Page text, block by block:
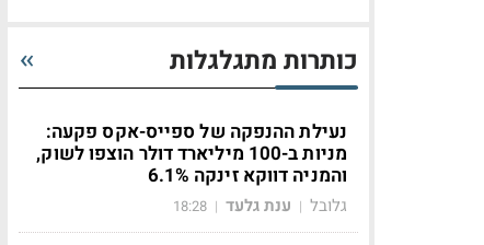
כותרות מתגלגלות
נעילת ההנפקה של ספייס-אקס פקעה:
מניות ב-100 מיליארד דולר הוצפו לשוק,
והמניה דווקא זינקה 6.1%
גלובל | ענת גלעד |
18:28